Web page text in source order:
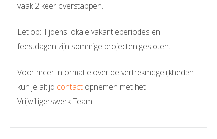
vaak 2 keer overstappen.
Let op: Tijdens lokale vakantieperiodes en
feestdagen zijn sommige projecten gesloten.
Voor meer informatie over de vertrekmogelijkheden
kun je altijd contact opnemen met het
Vrijwilligerswerk Team.